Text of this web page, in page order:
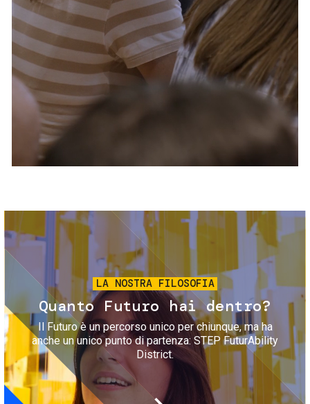
Servizi e accessibilità
Contatti
FAQ
Biglietti
Immagine
LA NOSTRA FILOSOFIA
Quanto Futuro hai dentro?
Il Futuro è un percorso unico per chiunque, ma ha
anche un unico punto di partenza: STEP FuturAbility
District.